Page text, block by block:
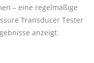
– eine regelmäßige
Transducer Tester
anzeigt.